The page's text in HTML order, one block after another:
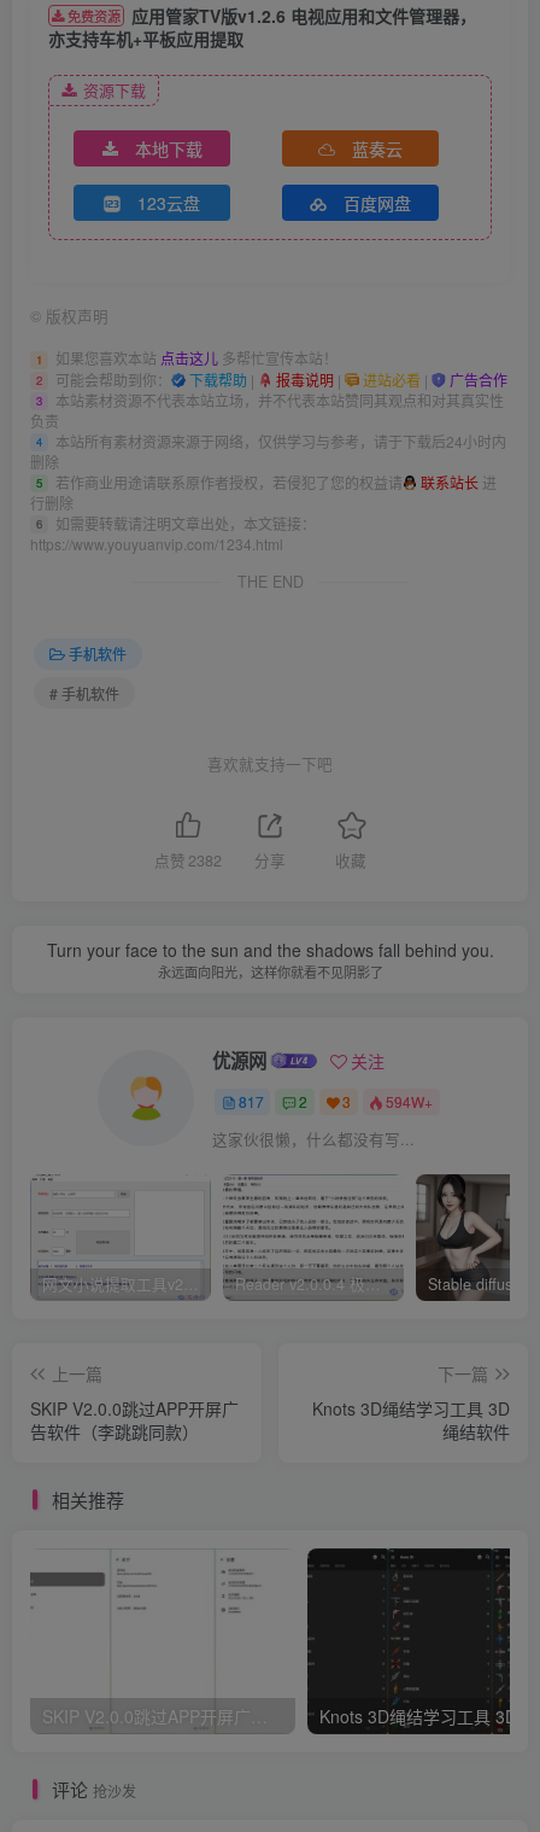
免费资源
应用管家TV版v1.2.6 电视应用和文件管理器，
亦支持车机+平板应用提取
资源下载
本地下载 蓝奏云
123云盘 百度网盘
© 版权声明
1 如果您喜欢本站 点击这儿 多帮忙宣传本站！
2 可能会帮助到你： 下载帮助 | 报毒说明 | 进站必看 | 广告合作
3
本站素材资源不代表本站立场，并不代表本站赞同其观点和对其真实性
负责
4
本站所有素材资源来源于网络，仅供学习与参考，请于下载后24小时内
删除
5 若作商业用途请联系原作者授权，若侵犯了您的权益请 联系站长 进
行删除
6
如需要转载请注明文章出处，本文链接：
https://www.youyuanvip.com/1234.html
THE END
手机软件
# 手机软件
喜欢就支持一下吧
点赞 2382 分享 收藏
Turn your face to the sun and the shadows fall behind you.
永远面向阳光，这样你就看不见阴影了
优源网 关注
817 2 3 594W+
这家伙很懒，什么都没有写...
网文小说提取工具v2.10.02 可以自动下载小说 从此不再花钱看小说 Reader v2.0.0.4 极简小说阅读器支持导入在线及离线书源
上一篇
SKIP V2.0.0跳过APP开屏广
告软件（李跳跳同款）
下一篇
Knots 3D绳结学习工具 3D
绳结软件
相关推荐
SKIP V2.0.0跳过APP开屏广告软件（李跳跳同款）
评论 抢沙发